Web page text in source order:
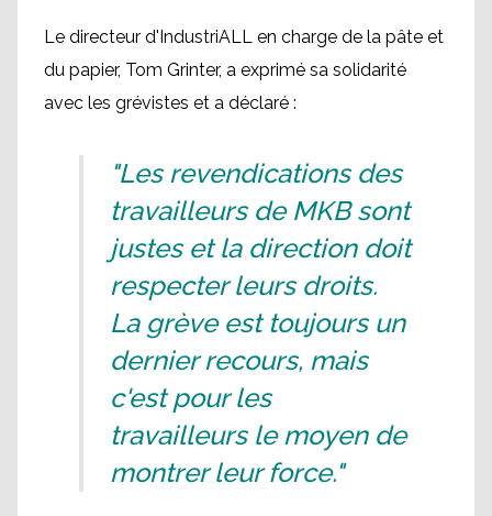
Le directeur d'IndustriALL en charge de la pâte et
du papier, Tom Grinter, a exprimé sa solidarité
avec les grévistes et a déclaré :
"Les revendications des
travailleurs de MKB sont
justes et la direction doit
respecter leurs droits.
La grève est toujours un
dernier recours, mais
c'est pour les
travailleurs le moyen de
montrer leur force."